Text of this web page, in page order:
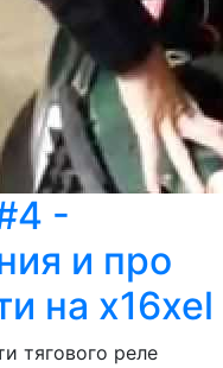
-
и про
на x16xel
тягового реле